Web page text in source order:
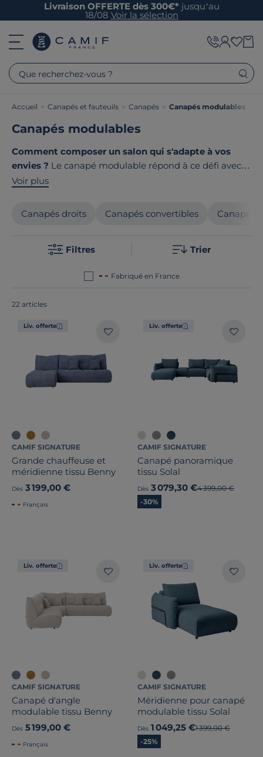
Livraison OFFERTE dès 300€* jusqu’au
18/08 Voir la sélection
Que recherchez-vous ?
Accueil > Canapés et fauteuils > Canapés > Canapés modulables
Canapés modulables
Comment composer un salon qui s'adapte à vos
envies ? Le canapé modulable répond à ce défi avec
ses éléments interchangeables et ses multiples
d'angle, méridienne ou pouf : assemblez les pièces
selon vos besoins pour créer un espace de vie évolutif.
modulables fabriqués en France ou en Europe
Voir plus
Canapés droits Canapés convertibles Canapés
Filtres Trier
Fabriqué en France
22 articles
Liv. offerte
CAMIF SIGNATURE
Grande chauffeuse et
méridienne tissu Benny
Dès 3 199,00 €
Français
Liv. offerte
CAMIF SIGNATURE
Canapé panoramique
tissu Solal
Dès 3 079,30 €Ancien prix
4 399,00 €
-30%
Liv. offerte
CAMIF SIGNATURE
Canapé d'angle
modulable tissu Benny
Dès 5 199,00 €
Français
Liv. offerte
CAMIF SIGNATURE
Méridienne pour canapé
modulable tissu Solal
Dès 1 049,25 €Ancien prix
1 399,00 €
-25%
Nombre de places
Convertible
Largeur
Marque
Note des clients
Stock